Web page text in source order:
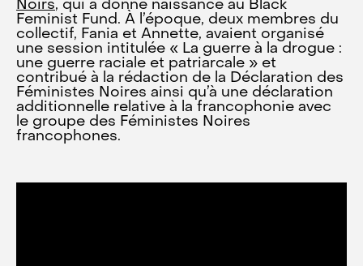
Noirs, qui a donné naissance au Black
Feminist Fund. À l’époque, deux membres du
collectif, Fania et Annette, avaient organisé
une session intitulée « La guerre à la drogue :
une guerre raciale et patriarcale » et
contribué à la rédaction de la Déclaration des
Féministes Noires ainsi qu’à une déclaration
additionnelle relative à la francophonie avec
le groupe des Féministes Noires
francophones.